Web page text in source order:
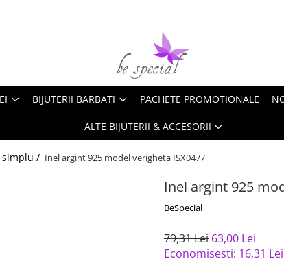
BIJUTERII BARBATI PACHETE PROMOTIONALE
ALTE BIJUTERII & ACCESORII
simplu / Inel argint 925 model verigheta ISX0477
Inel argint 925
BeSpecial
79,31 Lei 63,00 Lei
Economisesti: 16,31 Lei